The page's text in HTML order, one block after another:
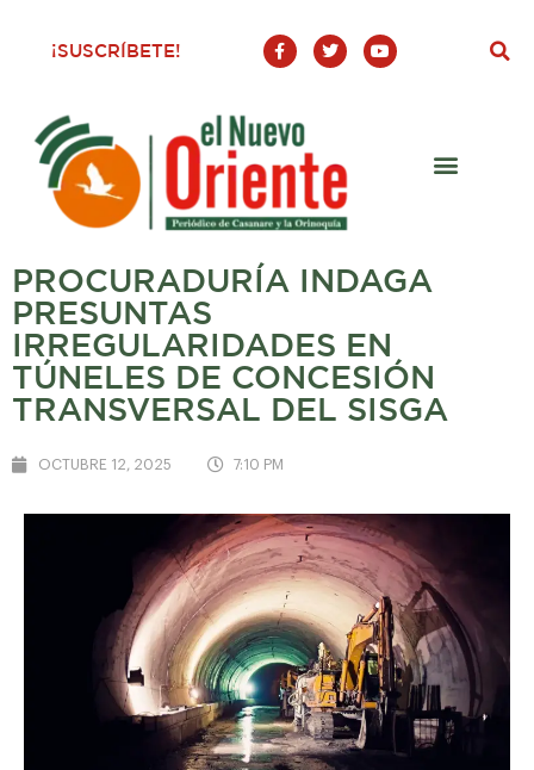
¡SUSCRÍBETE!
F
a
c
o
o
-
T
w
i
Y
o
u
PROCURADURÍA INDAGA
PRESUNTAS
IRREGULARIDADES EN
TÚNELES DE CONCESIÓN
TRANSVERSAL DEL SISGA
OCTUBRE 12, 2025 7:10 PM